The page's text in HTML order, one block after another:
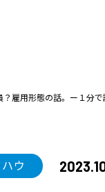
？雇用形態の話。ー１分
ウ